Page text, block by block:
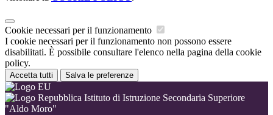
Cookie necessari per il funzionamento
I cookie necessari per il funzionamento non possono essere
disabilitati. È possibile consultare l'elenco nella pagina della cookie
policy.
Accetta tutti Salva le preferenze
Istituto di Istruzione Secondaria Superiore
"Aldo Moro"